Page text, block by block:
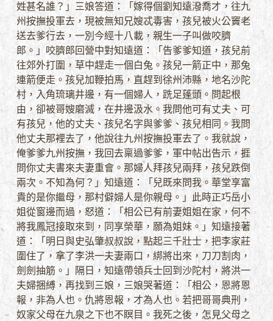
姓甚名誰？」三娘答道：「嫁得個劉知遠潑喬才，往九
州按撫投軍去，現被無知兄嫂忒毒害，孩兒被火公竇老
送去爹行去，一別今經十八載，親生一子叫做咬臍
郎。」咬臍郎回營中對知遠道：「告爹爹知道，孩兒前
往郊外打圍，草中趕走一個白兔。孩兒一箭正中，那兔
連箭便走。孩兒加鞭拍馬，直趕到徐州沛縣，地名沙陀
村，入角琉璃井邊，有一個婦人，跣足蓬頭。問起根
由，卻被哥嫂磨滅，在井邊汲水。我問他可有丈夫、可
有孩兒，他的丈夫、孩兒名字與爹爹、孩兒相同。我問
他丈夫那裡去了，他說往九州按撫投軍去了。我就說，
俺爹爹九州按撫，我回去稟過爹爹，軍中帖出告示，捱
問你丈夫書來夫妻重會。那婦人拜孩兒兩拜，孩兒跌倒
兩次。不知為何？」知遠道：「兒既來問我。華堂享富
貴的是你繼母，那村僻婦人是你親母。」此時正巧岳小
姐從窗邊而過，怒道：「相公已有前妻姐姐在家，何不
將我鳳冠接取來到，同享榮華，願為姐妹。」知遠接著
道：「明日與史弘肇叔叔說，點起三千壯士，把李家莊
圍住了，拿了李洪一夫妻兩口，綁將出來，刀刀割肉，
劍劍抽筋。」隔日，知遠帶領兵士回到沙陀村，將洪一
夫婦捆縛，再找到三娘，三娘哭著道：「相公，恩將恩
報，非為人也。仇將恩報，才為人也。若把哥哥典刑，
奴家父母在九泉之下也不瞑目。我死之後，怎見父母之